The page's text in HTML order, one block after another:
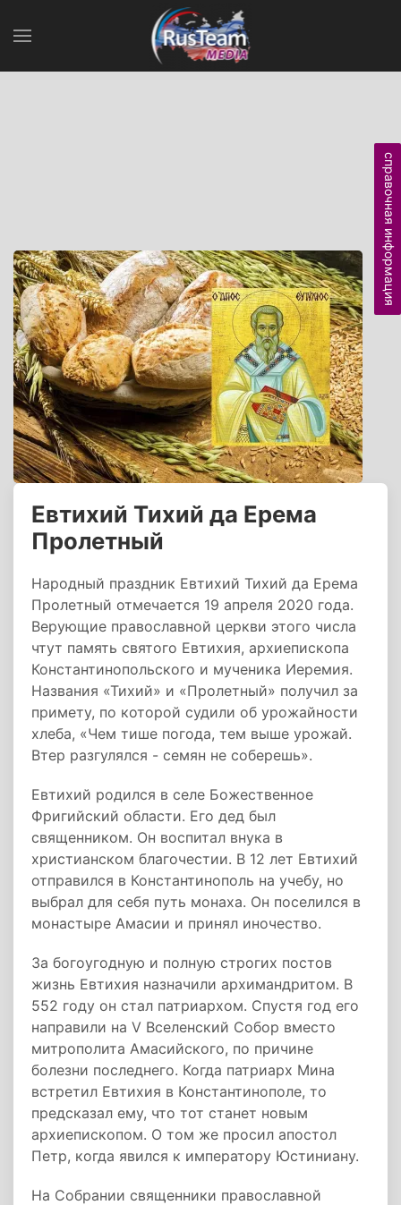
Евтихий Тихий да Ерема
Пролетный
Народный праздник Евтихий Тихий да Ерема
Пролетный отмечается 19 апреля 2020 года.
Верующие православной церкви этого числа
чтут память святого Евтихия, архиепископа
Константинопольского и мученика Иеремия.
Названия «Тихий» и «Пролетный» получил за
примету, по которой судили об урожайности
хлеба, «Чем тише погода, тем выше урожай.
Втер разгулялся - семян не соберешь».
Евтихий родился в селе Божественное
Фригийский области. Его дед был
священником. Он воспитал внука в
христианском благочестии. В 12 лет Евтихий
отправился в Константинополь на учебу, но
выбрал для себя путь монаха. Он поселился в
монастыре Амасии и принял иночество.
За богоугодную и полную строгих постов
жизнь Евтихия назначили архимандритом. В
552 году он стал патриархом. Спустя год его
направили на V Вселенский Собор вместо
митрополита Амасийского, по причине
болезни последнего. Когда патриарх Мина
встретил Евтихия в Константинополе, то
предсказал ему, что тот станет новым
архиепископом. О том же просил апостол
Петр, когда явился к императору Юстиниану.
На Собрании священники православной
справочная информация